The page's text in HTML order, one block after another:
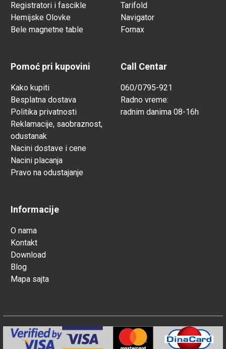
Registratori i fascikle
Hemijske Olovke
Bele magnetne table
Tarifold
Navigator
Fornax
Pomoć pri kupovini
Kako kupiti
Besplatna dostava
Politika privatnosti
Reklamacije, saobraznost,
odustanak
Nacini dostave i cene
Nacini placanja
Pravo na odustajanje
Call Centar
060/0795-921
Radno vreme:
radnim danima 08-16h
Informacije
O nama
Kontakt
Download
Blog
Mapa sajta